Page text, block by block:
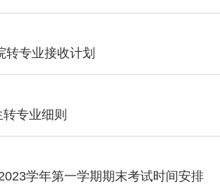
转专业接收计划
专业细则
学年第一学期期末考试时间安排